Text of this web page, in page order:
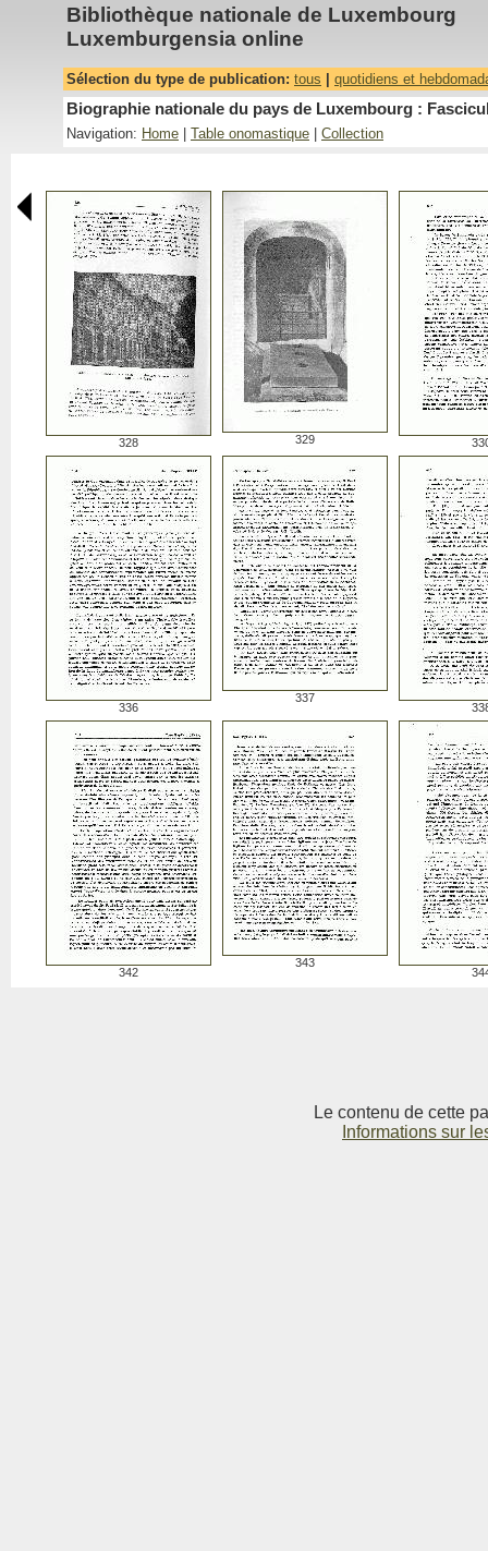
Bibliothèque nationale de Luxembourg
Luxemburgensia online
Sélection du type de publication: tous quotidiens et
Biographie nationale du pays de Luxembourg :
Navigation: Home Table onomastique Collection
328 329
336
337
342
343
Le contenu de cette
Informations sur